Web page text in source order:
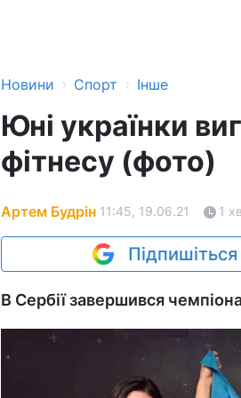
Новини › Спорт › Інше
Юні українки
фітнесу (фото)
Артем Будрін 11:45, 19.06.21 1
В Сербії завершився